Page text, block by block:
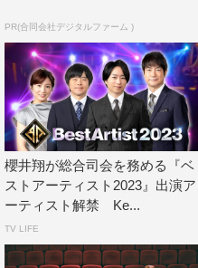
King Gnu
PR(合同会社デジタルファーム )
櫻井翔が総合司会を務める『ベ
ストアーティスト2023』出演ア
ーティスト解禁 Ke...
TV LIFE